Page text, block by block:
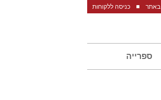
באתר כניסה ללקוחות
ספרייה